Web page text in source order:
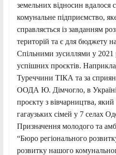
земельних відносин вдалося
комунальне підприємство,
справляється із завданням
територій та є для бюджету
Спільними зусиллями у 2021
успішних проєктів.
Туреччини ТІКА та за
ООДА Ю. Дімчогло, в Україні
проєкту з вівчарництва,
гагаузьких сімей у 7 селах
Призначення молодого та
“Бюро регіонального
розвитку нашого